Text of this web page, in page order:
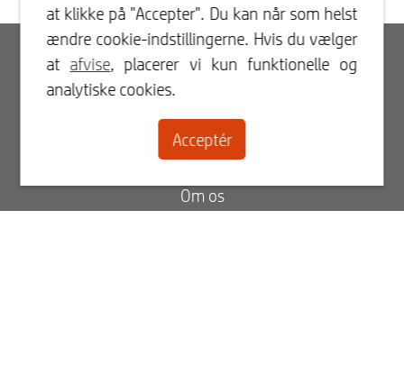
Log ind
Kontaktperson
Om os
at klikke på "Accepter". Du kan når som helst
ændre cookie-indstillingerne. Hvis du vælger
at afvise, placerer vi kun funktionelle og
analytiske cookies.
Acceptér